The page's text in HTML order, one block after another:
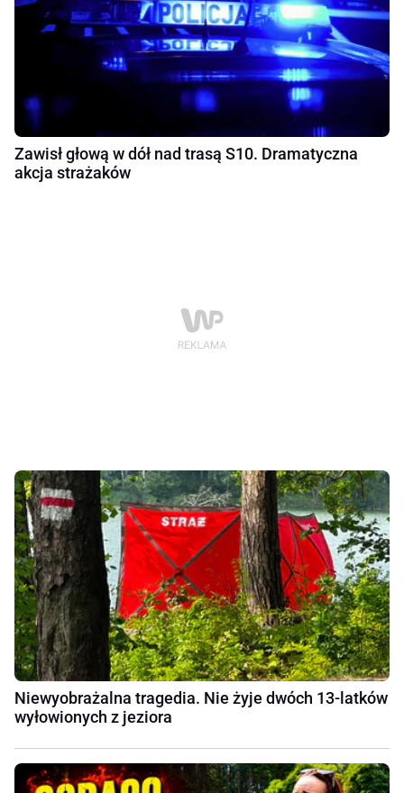
Zawisł głową w dół nad trasą S10. Dramatyczna
akcja strażaków
Niewyobrażalna tragedia. Nie żyje dwóch 13-latków
wyłowionych z jeziora